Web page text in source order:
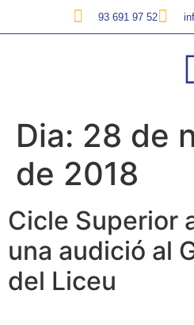
93 691 97 52
Dia: 28 de
de 2018
Cicle Superior
una audició al
del Liceu